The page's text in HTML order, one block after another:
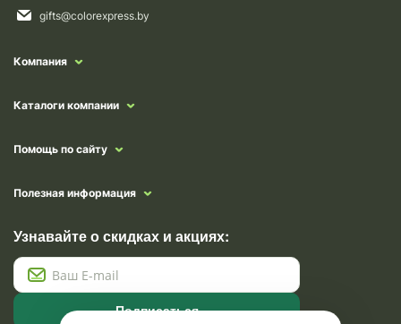
gifts@colorexpress.by
Компания
Каталоги компании
Помощь по сайту
Полезная информация
Узнавайте о скидках и акциях:
Подписаться